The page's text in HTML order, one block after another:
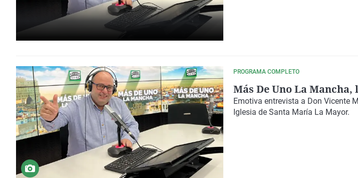
PROGRAMA COMPLETO
Más De Uno La Mancha,
Emotiva entrevista a Don Vicente
Iglesia de Santa María La Mayor.